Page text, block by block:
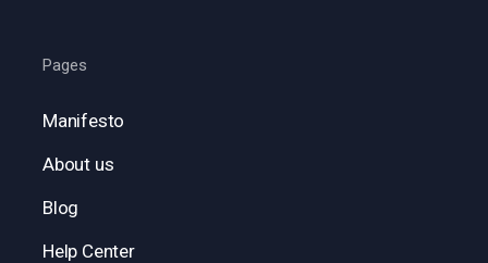
Pages
Manifesto
About us
Blog
Help Center